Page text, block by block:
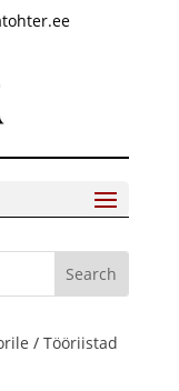
/ Tööriistad